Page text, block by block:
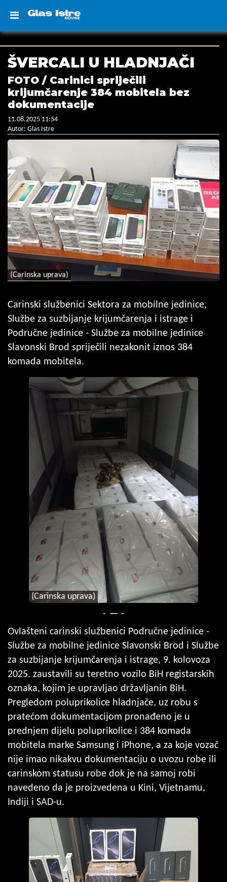
ŠVERCALI U HLADNJAČI
FOTO / Carinici spriječili
krijumčarenje 384 mobitela bez
dokumentacije
11.08.2025 11:54
Autor: Glas Istre
(Carinska uprava)
Carinski službenici Sektora za mobilne jedinice,
Službe za suzbijanje krijumčarenja i istrage i
Područne jedinice - Službe za mobilne jedinice
Slavonski Brod spriječili nezakonit iznos 384
komada mobitela.
(Carinska uprava)
Ovlašteni carinski službenici Područne jedinice -
Službe za mobilne jedinice Slavonski Brod i Službe
za suzbijanje krijumčarenja i istrage, 9. kolovoza
2025. zaustavili su teretno vozilo BiH registarskih
oznaka, kojim je upravljao državljanin BiH.
Pregledom poluprikolice hladnjače, uz robu s
pratećom dokumentacijom pronađeno je u
prednjem dijelu poluprikolice i 384 komada
mobitela marke Samsung i iPhone, a za koje vozač
nije imao nikakvu dokumentaciju o uvozu robe ili
carinskom statusu robe dok je na samoj robi
navedeno da je proizvedena u Kini, Vijetnamu,
Indiji i SAD-u.